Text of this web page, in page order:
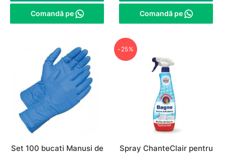
Comandă pe Comandă pe
Set 100 bucati Manusi de
-25%
Spray ChanteClair pentru